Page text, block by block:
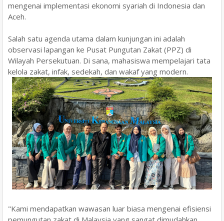
mengenai implementasi ekonomi syariah di Indonesia dan
Aceh.
​Salah satu agenda utama dalam kunjungan ini adalah
observasi lapangan ke Pusat Pungutan Zakat (PPZ) di
Wilayah Persekutuan. Di sana, mahasiswa mempelajari tata
kelola zakat, infak, sedekah, dan wakaf yang modern.
​"Kami mendapatkan wawasan luar biasa mengenai efisiensi